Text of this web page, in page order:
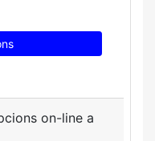
on-line a